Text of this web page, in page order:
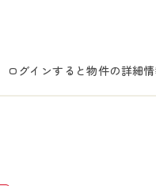
グインすると物件の詳細情